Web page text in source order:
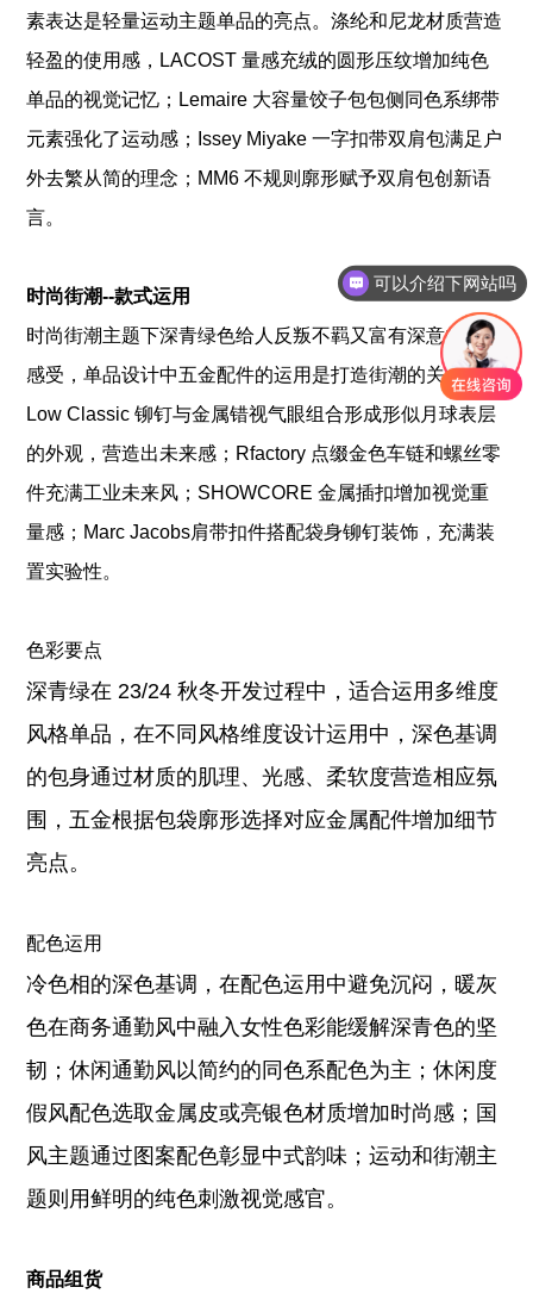
素表达是轻量运动主题单品的亮点。涤纶和尼龙材质营造
轻盈的使用感，LACOST 量感充绒的圆形压纹增加纯色
单品的视觉记忆；Lemaire 大容量饺子包包侧同色系绑带
元素强化了运动感；Issey Miyake 一字扣带双肩包满足户
外去繁从简的理念；MM6 不规则廓形赋予双肩包创新语
言。
时尚街潮--款式运用
时尚街潮主题下深青绿色给人反叛不羁又富有深意的浪漫
感受，单品设计中五金配件的运用是打造街潮的关键。
Low Classic 铆钉与金属错视气眼组合形成形似月球表层
的外观，营造出未来感；Rfactory 点缀金色车链和螺丝零
件充满工业未来风；SHOWCORE 金属插扣增加视觉重
量感；Marc Jacobs肩带扣件搭配袋身铆钉装饰，充满装
置实验性。
色彩要点
深青绿在 23/24 秋冬开发过程中，适合运用多维度
风格单品，在不同风格维度设计运用中，深色基调
的包身通过材质的肌理、光感、柔软度营造相应氛
围，五金根据包袋廓形选择对应金属配件增加细节
亮点。
配色运用
冷色相的深色基调，在配色运用中避免沉闷，暖灰
色在商务通勤风中融入女性色彩能缓解深青色的坚
韧；休闲通勤风以简约的同色系配色为主；休闲度
假风配色选取金属皮或亮银色材质增加时尚感；国
风主题通过图案配色彰显中式韵味；运动和街潮主
题则用鲜明的纯色刺激视觉感官。
商品组货
可以介绍下网站吗